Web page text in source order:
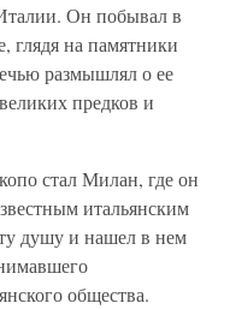
Он побывал в
глядя на памятники
размышлял о ее
предков и
стал Милан, где он
итальянским
душу и нашел в нем
общества.